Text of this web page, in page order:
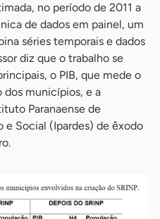
no período de 2011 a
de dados em painel, um
séries temporais e dados
diz que o trabalho se
o PIB, que mede o
municípios, e a
Paranaense de
Social (Ipardes) de êxodo